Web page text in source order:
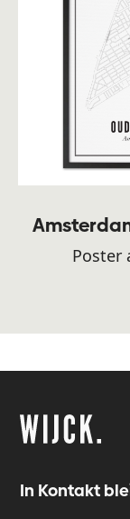
Poster
In Kontakt